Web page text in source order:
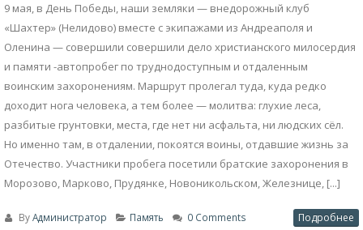
9 мая, в День Победы, наши земляки — внедорожный клуб
«Шахтер» (Нелидово) вместе с экипажами из Андреаполя и
Оленина — совершили совершили дело христианского милосердия
и памяти -автопробег по труднодоступным и отдаленным
воинским захоронениям. Маршрут пролегал туда, куда редко
доходит нога человека, а тем более — молитва: глухие леса,
разбитые грунтовки, места, где нет ни асфальта, ни людских сёл.
Но именно там, в отдалении, покоятся воины, отдавшие жизнь за
Отечество. Участники пробега посетили братские захоронения в
Морозово, Марково, Прудянке, Новоникольском, Железнице, [...]
ByАдминистратор Память 0 Comments Подробнее